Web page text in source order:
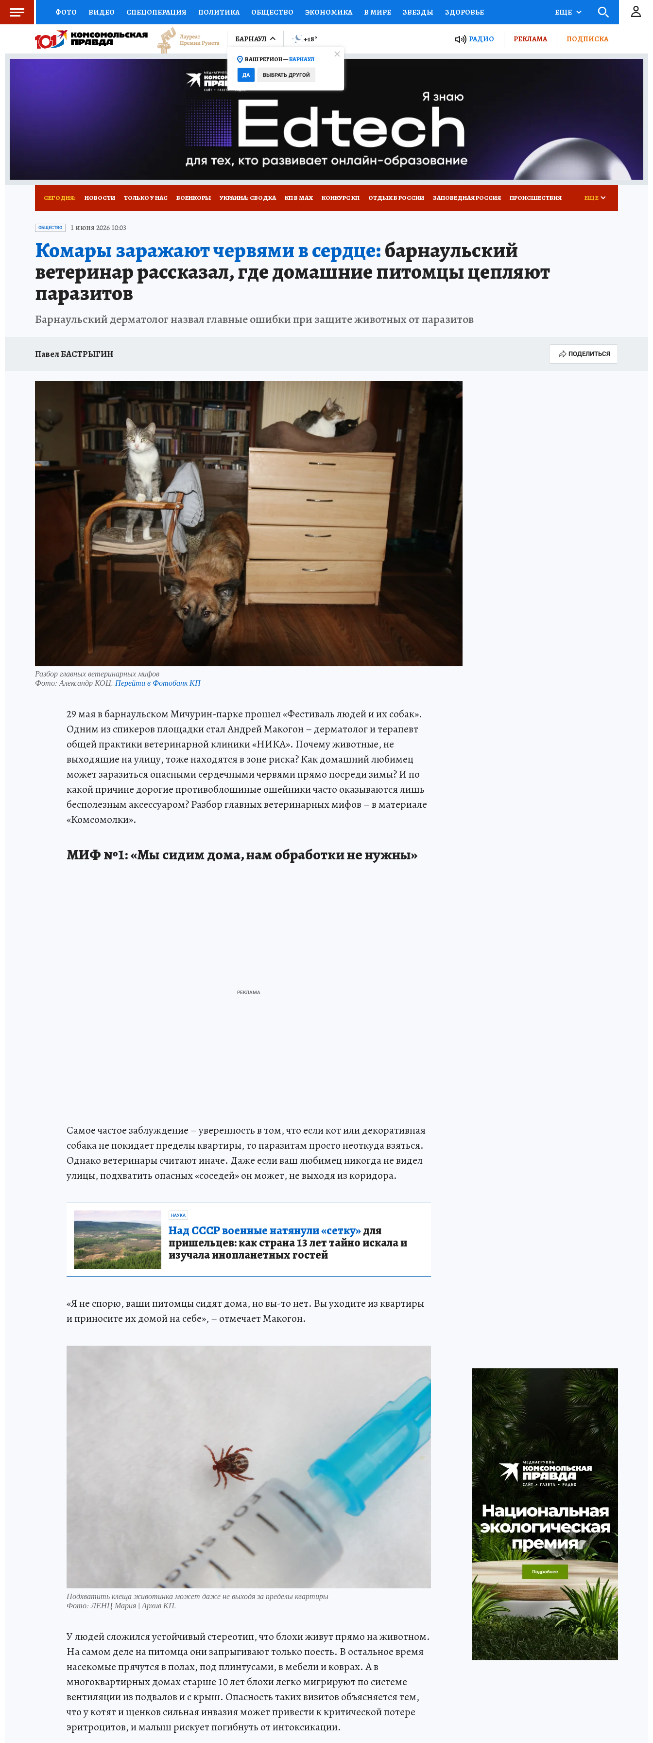
ФОТО ВИДЕО СПЕЦОПЕРАЦИЯ ПОЛИТИКА ОБЩЕСТВО ЭКОНОМИКА В МИРЕ ЗВЕЗДЫ ЗДОРОВЬЕ
СОЦПОДДЕРЖКА НАУКА СПОРТ КОЛУМНИСТЫ ПРОИСШЕСТВИЯ НАЦИОНАЛЬНЫЕ ПРОЕКТЫ РОССИИ
ВЫБОР ЭКСПЕРТОВ ДОКТОР ФИНАНСЫ ОТКРЫВАЕМ МИР Я ЗНАЮ СЕМЬЯ ЖЕНСКИЕ СЕКРЕТЫ ПУТЕВОДИТЕЛЬ
ПРОГНОЗЫ НА СПОРТ ПРОМОКОДЫ СЕРИАЛЫ
ТЕЛЕВИЗОР КОЛЛЕКЦИИ КОНКУРСЫ ГИД ПОТРЕБИТЕЛЯ
НОВОЕ НА САЙТЕ
ЕЩЕ
БАРНАУЛ
ВАШ РЕГИОН —БАРНАУЛ
ДА ВЫБРАТЬ ДРУГОЙ
+18° РАДИО РЕКЛАМА ПОДПИСКА
СЕГОДНЯ: НОВОСТИ ТОЛЬКО У НАС ВОЕНКОРЫ УКРАИНА: СВОДКА КП В МАХ КОНКУРС КП ОТДЫХ В РОССИИ ЗАПОВЕДНАЯ РОССИЯ ПРОИСШЕСТВИЯ
АФИША ИСПЫТАНО НА СЕБЕ
ЕЩЕ
ОБЩЕСТВО 1 июня 2026 10:03
Комары заражают червями в сердце:барнаульский
ветеринар рассказал, где домашние питомцы цепляют
паразитов
Барнаульский дерматолог назвал главные ошибки при защите животных от паразитов
Павел БАСТРЫГИН ПОДЕЛИТЬСЯ
Разбор главных ветеринарных мифов
Фото: Александр КОЦ. Перейти в Фотобанк КП
29 мая в барнаульском Мичурин-парке прошел «Фестиваль людей и их собак».
Одним из спикеров площадки стал Андрей Макогон – дерматолог и терапевт
общей практики ветеринарной клиники «НИКА». Почему животные, не
выходящие на улицу, тоже находятся в зоне риска? Как домашний любимец
может заразиться опасными сердечными червями прямо посреди зимы? И по
какой причине дорогие противоблошиные ошейники часто оказываются лишь
бесполезным аксессуаром? Разбор главных ветеринарных мифов – в материале
«Комсомолки».
МИФ №1: «Мы сидим дома, нам обработки не нужны»
Самое частое заблуждение – уверенность в том, что если кот или декоративная
собака не покидает пределы квартиры, то паразитам просто неоткуда взяться.
Однако ветеринары считают иначе. Даже если ваш любимец никогда не видел
улицы, подхватить опасных «соседей» он может, не выходя из коридора.
НАУКА
Над СССР военные натянули «сетку»для
пришельцев: как страна 13 лет тайно искала и
изучала инопланетных гостей
«Я не спорю, ваши питомцы сидят дома, но вы-то нет. Вы уходите из квартиры
и приносите их домой на себе», – отмечает Макогон.
Подхватить клеща животинка может даже не выходя за пределы квартиры
Фото:ЛЕНЦ Мария | Архив КП.
У людей сложился устойчивый стереотип, что блохи живут прямо на животном.
На самом деле на питомца они запрыгивают только поесть. В остальное время
насекомые прячутся в полах, под плинтусами, в мебели и коврах. А в
многоквартирных домах старше 10 лет блохи легко мигрируют по системе
вентиляции из подвалов и с крыш. Опасность таких визитов объясняется тем,
что у котят и щенков сильная инвазия может привести к критической потере
эритроцитов, и малыш рискует погибнуть от интоксикации.